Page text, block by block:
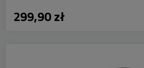
299,90 zł